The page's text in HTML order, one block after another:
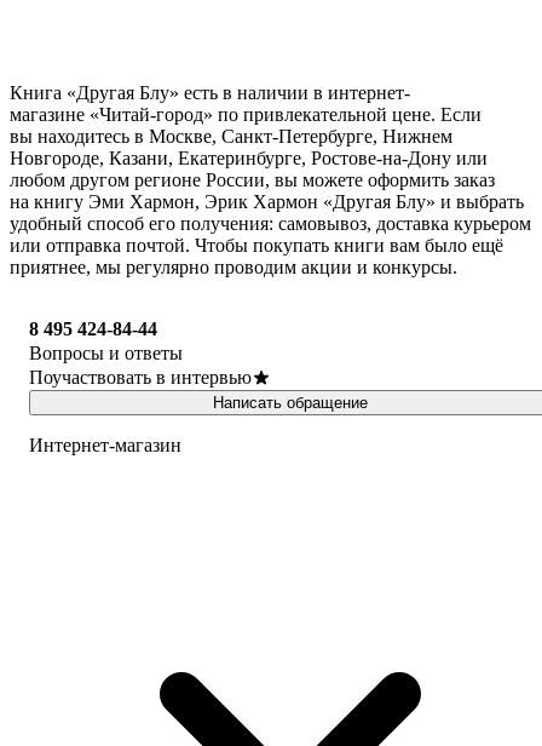
Книга «Другая Блу» есть в наличии в интернет-
магазине «Читай-город» по привлекательной цене. Если
вы находитесь в Москве, Санкт-Петербурге, Нижнем
Новгороде, Казани, Екатеринбурге, Ростове-на-Дону или
любом другом регионе России, вы можете оформить заказ
на книгу Эми Хармон, Эрик Хармон «Другая Блу» и выбрать
удобный способ его получения: самовывоз, доставка курьером
или отправка почтой. Чтобы покупать книги вам было ещё
приятнее, мы регулярно проводим акции и конкурсы.
8 495 424-84-44
Вопросы и ответы
Поучаствовать в интервью
Написать обращение
Интернет-магазин